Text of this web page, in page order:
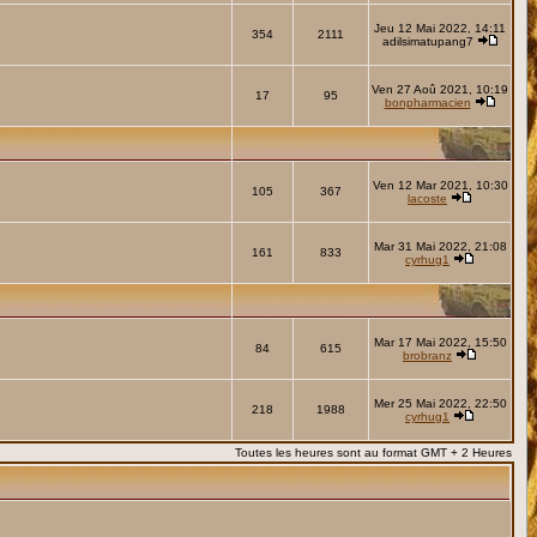
354 2111
Jeu 12 Mai 2022, 14:11
adilsimatupang7
17 95
Ven 27 Aoû 2021, 10:19
bonpharmacien
105 367
Ven 12 Mar 2021, 10:30
lacoste
161 833
Mar 31 Mai 2022, 21:08
cyrhug1
84 615
Mar 17 Mai 2022, 15:50
brobranz
218 1988
Mer 25 Mai 2022, 22:50
cyrhug1
Toutes les heures sont au format GMT + 2 Heures